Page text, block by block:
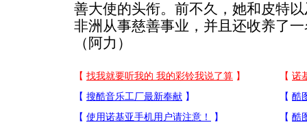
善大使的头衔。前不久，她和皮特
非洲从事慈善事业，并且还收养了
（阿力）